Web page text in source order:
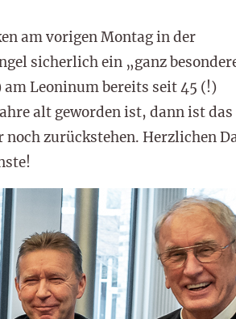
am vorigen Montag in der
sicherlich ein „ganz
Leoninum bereits seit 45 (!)
alt geworden ist, dann ist
noch zurückstehen. Herzlichen